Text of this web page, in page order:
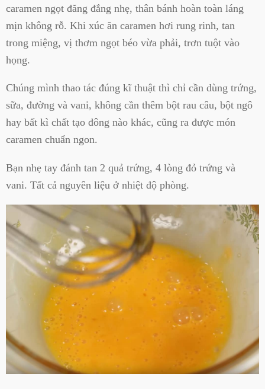
caramen ngọt đăng đắng nhẹ, thân bánh hoàn toàn láng
mịn không rỗ. Khi xúc ăn caramen hơi rung rinh, tan
trong miệng, vị thơm ngọt béo vừa phải, trơn tuột vào
họng.
Chúng mình thao tác đúng kĩ thuật thì chỉ cần dùng trứng,
sữa, đường và vani, không cần thêm bột rau câu, bột ngô
hay bất kì chất tạo đông nào khác, cũng ra được món
caramen chuẩn ngon.
Bạn nhẹ tay đánh tan 2 quả trứng, 4 lòng đỏ trứng và
vani. Tất cả nguyên liệu ở nhiệt độ phòng.